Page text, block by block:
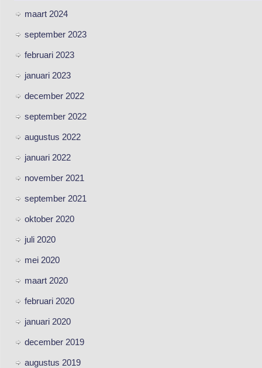
maart 2024
september 2023
februari 2023
januari 2023
december 2022
september 2022
augustus 2022
januari 2022
november 2021
september 2021
oktober 2020
juli 2020
mei 2020
maart 2020
februari 2020
januari 2020
december 2019
augustus 2019